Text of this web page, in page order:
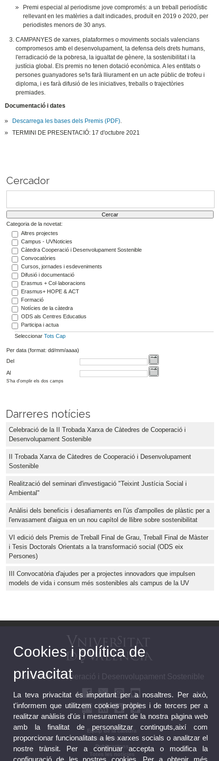
Premi especial al periodisme jove compromés: a un treball periodístic
rellevant en les matèries a dalt indicades, produït en 2019 o 2020, per
periodistes menors de 30 anys.
CAMPANYES de xarxes, plataformes o moviments socials valencians
compromesos amb el desenvolupament, la defensa dels drets humans,
l'erradicació de la pobresa, la igualtat de gènere, la sostenibilitat i la
justícia global. Els premis no tenen dotació econòmica. A les entitats o
persones guanyadores se'ls farà lliurament en un acte públic de trofeu i
diploma, i es farà difusió de les iniciatives, treballs o trajectòries
premiades.
Documentació i dates
Descarrega les bases dels Premis (PDF).
TERMINI DE PRESENTACIÓ: 17 d'octubre 2021
Cercador
Categoria de la novetat:
Altres projectes
Campus - UVNoticies
Càtedra Cooperació i Desenvolupament Sostenible
Convocatòries
Cursos, jornades i esdeveniments
Difusió i documentació
Erasmus + Col·laboracions
Erasmus+ HOPE & ACT
Formació
Notícies de la càtedra
ODS als Centres Educatius
Participa i actua
Seleccionar Tots Cap
Per data (format: dd/mm/aaaa)
Del
Al
S'ha d'omplir els dos camps
Darreres notícies
Celebració de la II Trobada Xarxa de Càtedres de Cooperació i
Desenvolupament Sostenible
II Trobada Xarxa de Càtedres de Cooperació i Desenvolupament
Sostenible
Realització del seminari d'investigació "Teixint Justícia Social i
Ambiental"
Anàlisi dels beneficis i desafiaments en l'ús d'ampolles de plàstic per a
l'envasament d'aigua en un nou capítol de llibre sobre sostenibilitat
VI edició dels Premis de Treball Final de Grau, Treball Final de Màster
i Tesis Doctorals Orientats a la transformació social (ODS eix
Persones)
III Convocatòria d'ajudes per a projectes innovadors que impulsen
models de vida i consum més sostenibles als campus de la UV
Càtedra de Cooperació i Desenvolupament Sostenible
Equip de la càtedra
Ubicació i contacte
Publicacions
Totes les notícies
Cookies i política de
privacitat
La teva privacitat és important per a nosaltres. Per això,
t'informem que utilitzem cookies pròpies i de tercers per a
realitzar anàlisis d'ús i mesurament de la nostra pàgina web
amb la finalitat de personalitzar continguts,així com
proporcionar funcionalitats a les xarxes socials o analitzar el
nostre trànsit. Per a continuar accepta o modifica la
configuració de les nostres cookies. Per a obtenir més